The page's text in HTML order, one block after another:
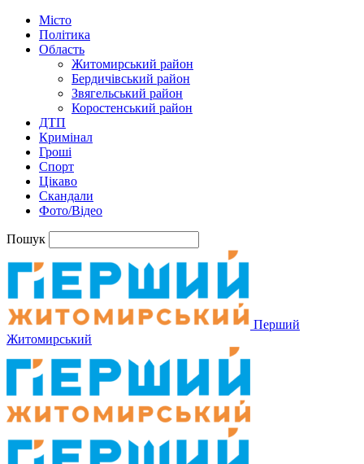
Місто
Політика
Область
Житомирський район
Бердичівський район
Звягельський район
Коростенський район
ДТП
Кримінал
Гроші
Спорт
Цікаво
Скандали
Фото/Відео
Пошук
Перший
Житомирський